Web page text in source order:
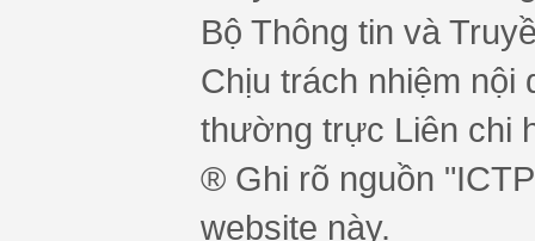
Bộ Thông tin và
Chịu trách nhiệm nội
thường trực Liên chi
® Ghi rõ nguồn
website này.